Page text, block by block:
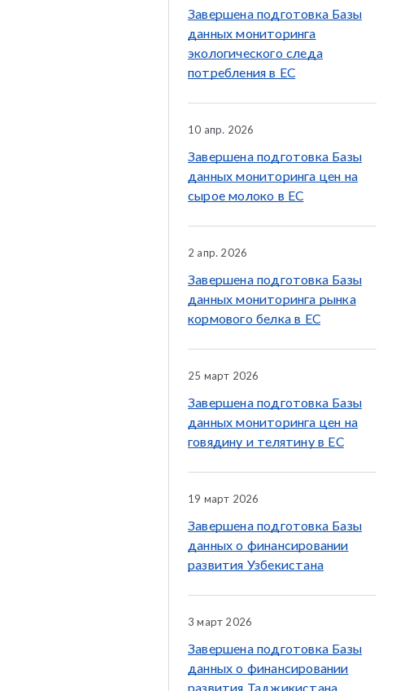
Завершена подготовка Базы
данных мониторинга
экологического следа
потребления в ЕС
10 апр. 2026
Завершена подготовка Базы
данных мониторинга цен на
сырое молоко в ЕС
2 апр. 2026
Завершена подготовка Базы
данных мониторинга рынка
кормового белка в ЕС
25 март 2026
Завершена подготовка Базы
данных мониторинга цен на
говядину и телятину в ЕС
19 март 2026
Завершена подготовка Базы
данных о финансировании
развития Узбекистана
3 март 2026
Завершена подготовка Базы
данных о финансировании